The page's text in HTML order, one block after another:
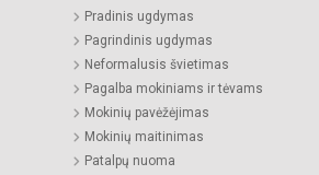
Pradinis ugdymas
Pagrindinis ugdymas
Neformalusis švietimas
Pagalba mokiniams ir tėvams
Mokinių pavėžėjimas
Mokinių maitinimas
Patalpų nuoma